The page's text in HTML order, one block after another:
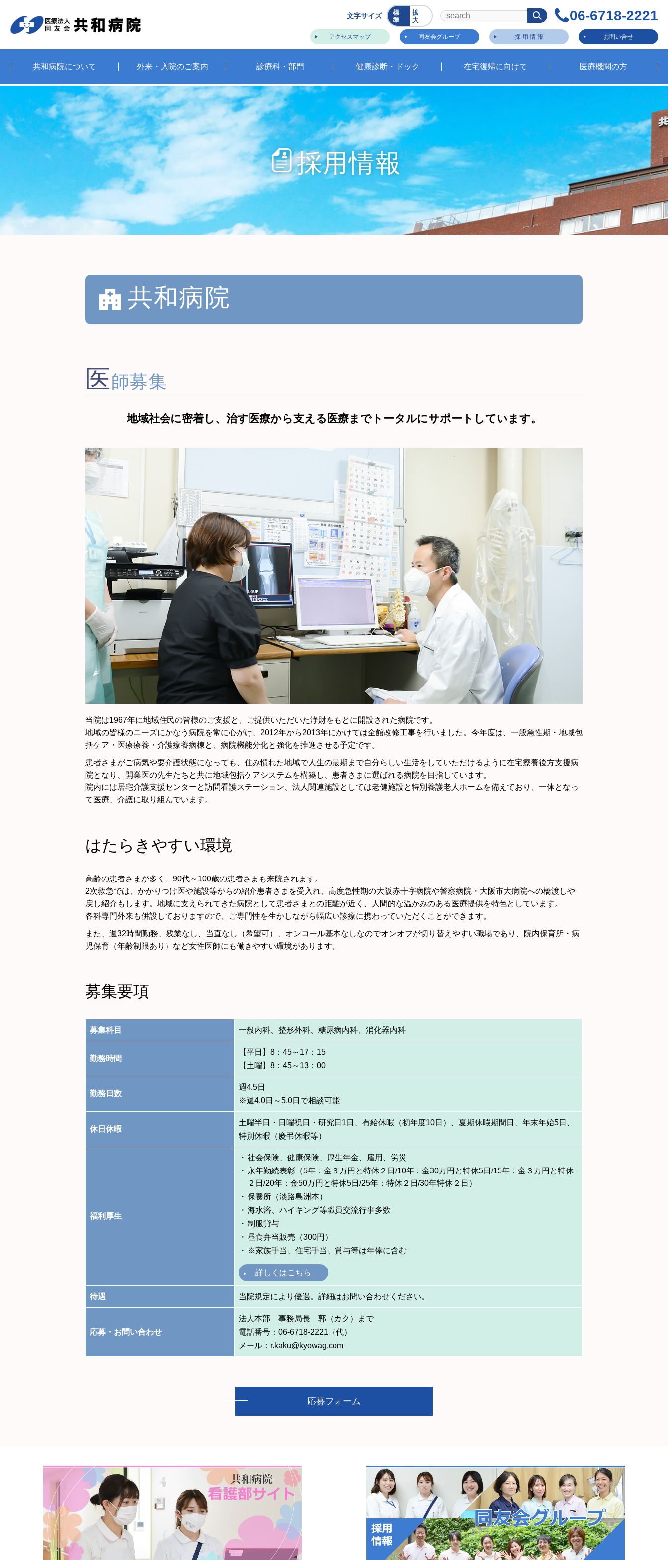
文字サイズ
標
準
拡
大
06-6718-2221
アクセスマップ 同友会グループ 採 用 情 報 お問い合せ
共和病院について 外来・入院のご案内 診療科・部門 健康診断・ドック 在宅復帰に向けて 医療機関の方
採用情報
共和病院
医師募集
地域社会に密着し、治す医療から支える医療までトータルにサポートしています。
当院は1967年に地域住民の皆様のご支援と、ご提供いただいた浄財をもとに開設された病院です。
地域の皆様のニーズにかなう病院を常に心がけ、2012年から2013年にかけては全館改修工事を行いました。今年度は、一般急性期・地域包
括ケア・医療療養・介護療養病棟と、病院機能分化と強化を推進させる予定です。
患者さまがご病気や要介護状態になっても、住み慣れた地域で人生の最期まで自分らしい生活をしていただけるように在宅療養後方支援病
院となり、開業医の先生たちと共に地域包括ケアシステムを構築し、患者さまに選ばれる病院を目指しています。
院内には居宅介護支援センターと訪問看護ステーション、法人関連施設としては老健施設と特別養護老人ホームを備えており、一体となっ
て医療、介護に取り組んでいます。
はたらきやすい環境
高齢の患者さまが多く、90代～100歳の患者さまも来院されます。
2次救急では、かかりつけ医や施設等からの紹介患者さまを受入れ、高度急性期の大阪赤十字病院や警察病院・大阪市大病院への橋渡しや
戻し紹介もします。地域に支えられてきた病院として患者さまとの距離が近く、人間的な温かみのある医療提供を特色としています。
各科専門外来も併設しておりますので、ご専門性を生かしながら幅広い診療に携わっていただくことができます。
また、週32時間勤務、残業なし、当直なし（希望可）、オンコール基本なしなのでオンオフが切り替えやすい職場であり、院内保育所・病
児保育（年齢制限あり）など女性医師にも働きやすい環境があります。
募集要項
募集科目 一般内科、整形外科、糖尿病内科、消化器内科
勤務時間
【平日】8：45～17：15
【土曜】8：45～13：00
勤務日数
週4.5日
※週4.0日～5.0日で相談可能
休日休暇
土曜半日・日曜祝日・研究日1日、有給休暇（初年度10日）、夏期休暇期間日、年末年始5日、
特別休暇（慶弔休暇等）
福利厚生
社会保険、健康保険、厚生年金、雇用、労災
永年勤続表彰（5年：金３万円と特休２日/10年：金30万円と特休5日/15年：金３万円と特休
２日/20年：金50万円と特休5日/25年：特休２日/30年特休２日）
保養所（淡路島洲本）
海水浴、ハイキング等職員交流行事多数
制服貸与
昼食弁当販売（300円）
※家族手当、住宅手当、賞与等は年俸に含む
詳しくはこちら
待遇 当院規定により優遇。詳細はお問い合わせください。
応募・お問い合わせ
法人本部 事務局長 郭（カク）まで
電話番号：06-6718-2221（代）
メール：r.kaku@kyowag.com
応募フォーム